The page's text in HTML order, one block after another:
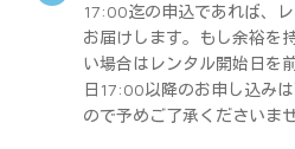
17:00迄の申込であれば、
お届けします。もし余裕を
い場合はレンタル開始日を
日17:00以降のお申し込み
ので予めご了承くださいませ